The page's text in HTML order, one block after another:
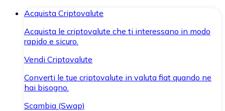
Acquista Criptovalute
Acquista le criptovalute che ti interessano in modo
rapido e sicuro.
Vendi Criptovalute
Converti le tue criptovalute in valuta fiat quando ne
hai bisogno.
Scambia (Swap)